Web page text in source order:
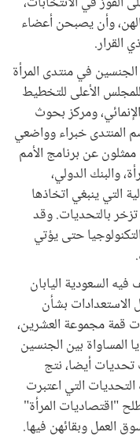
وأن يصبحن أعضاء
القرار.
في منتدى المرأة
للمجلس الأعلى للتخطيط
ومركز بحوث
المنتدى خبراء وواضعي
عن برنامج الأمم
والبنك الدولي،
التي ينبغي اتخاذها
بالتحديات. وقد
حتى يؤتي
السعودية اليابان
الاستعدادات بشأن
قمة مجموعة العشرين،
المساواة بين الجنسين
أيضا، نتج
التي اعتبرت
"اقتصاديات المرأة"
العمل وبقائهن فيها.